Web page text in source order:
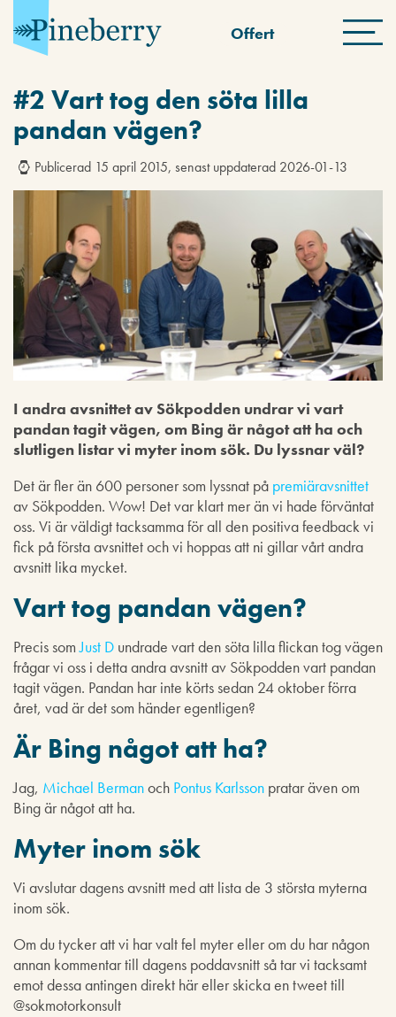
Offert
#2 Vart tog den söta lilla
pandan vägen?
Publicerad 15 april 2015, senast uppdaterad 2026-01-13
I andra avsnittet av Sökpodden undrar vi vart
pandan tagit vägen, om Bing är något att ha och
slutligen listar vi myter inom sök. Du lyssnar väl?
Det är fler än 600 personer som lyssnat på premiäravsnittet
av Sökpodden. Wow! Det var klart mer än vi hade förväntat
oss. Vi är väldigt tacksamma för all den positiva feedback vi
fick på första avsnittet och vi hoppas att ni gillar vårt andra
avsnitt lika mycket.
Vart tog pandan vägen?
Precis somJust D undrade vart den söta lilla flickan tog vägen
frågar vi oss i detta andra avsnitt av Sökpodden vart pandan
tagit vägen. Pandan har inte körts sedan 24 oktober förra
året, vad är det som händer egentligen?
Är Bing något att ha?
Jag, Michael Bermanoch Pontus Karlsson pratar även om
Bing är något att ha.
Myter inom sök
Vi avslutar dagens avsnitt med att lista de 3 största myterna
inom sök.
Om du tycker att vi har valt fel myter eller om du har någon
annan kommentar till dagens poddavsnitt så tar vi tacksamt
emot dessa antingen direkt här eller skicka en tweet till
@sokmotorkonsult